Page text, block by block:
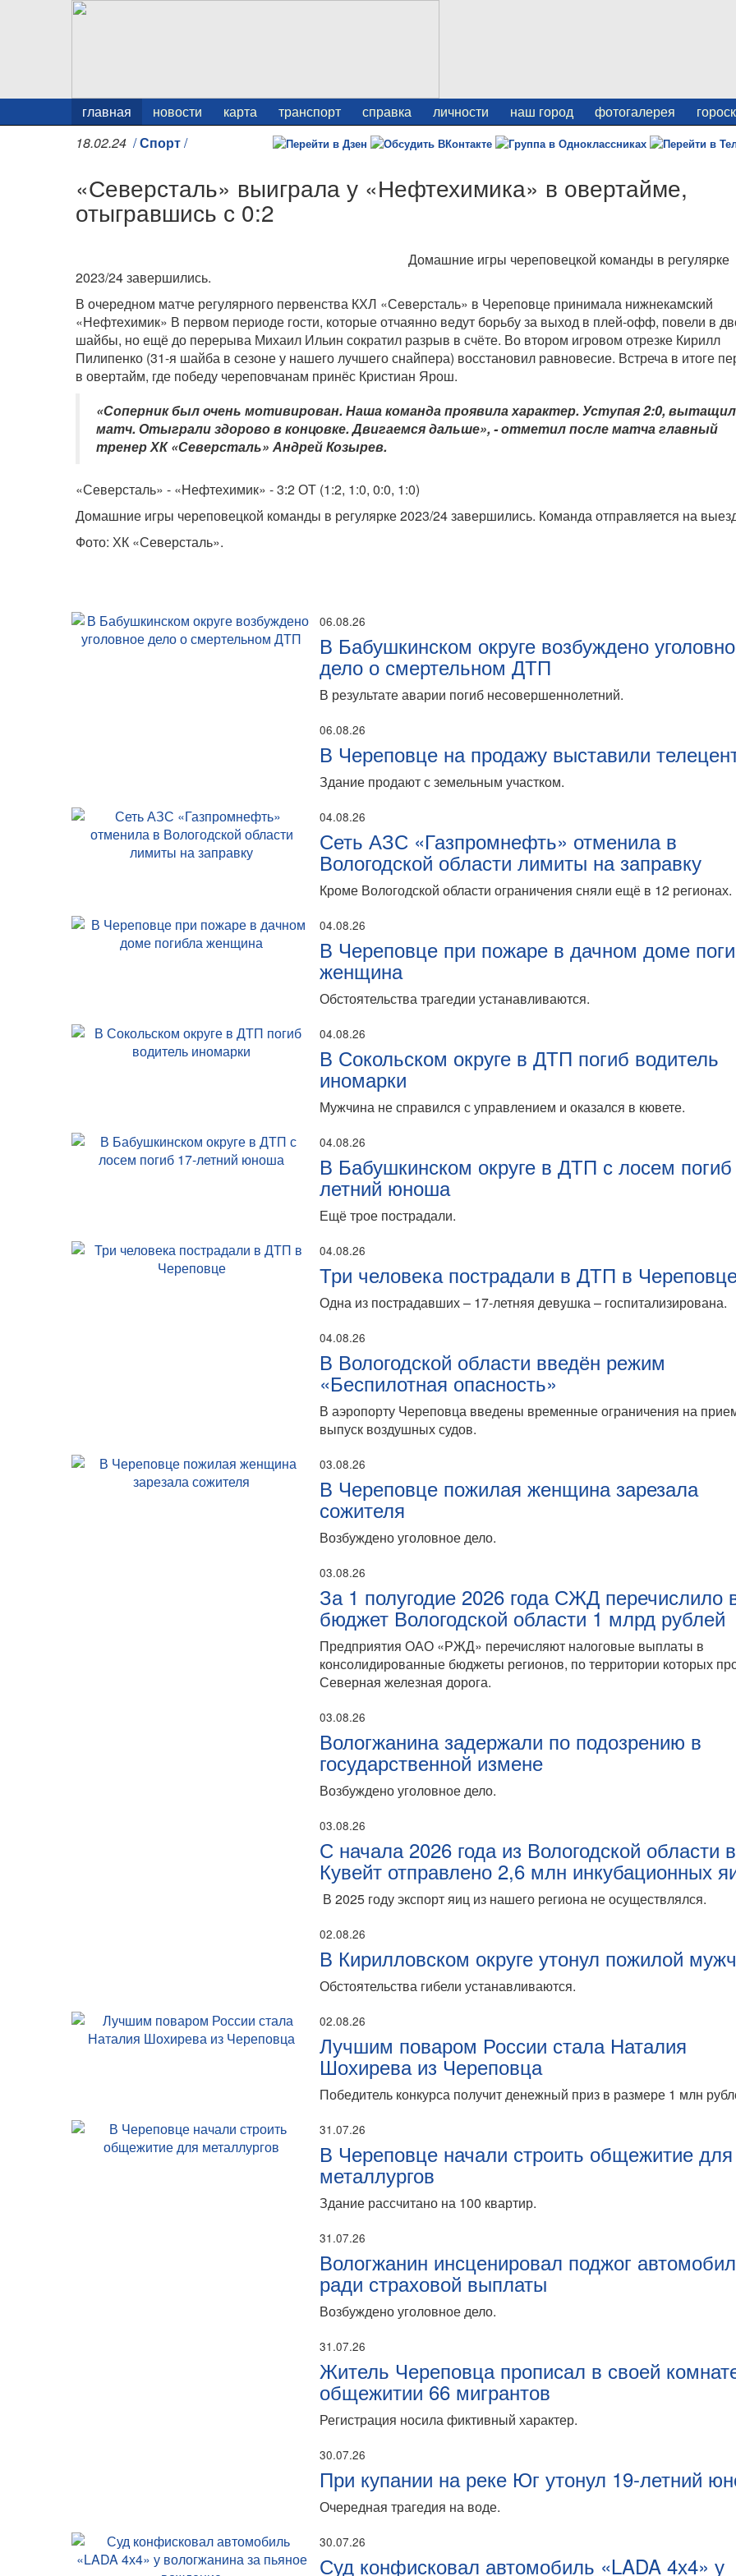
главная новости карта транспорт справка личности наш город фотогалерея
18.02.24 /Спорт/
«Северсталь» выиграла у «Нефтехимика» в овертайме,
отыгравшись с 0:2
Домашние игры череповецкой команды в регулярке
2023/24 завершились.
В очередном матче регулярного первенства КХЛ «Северсталь» в Череповце принимала нижнекамский
«Нефтехимик» В первом периоде гости, которые отчаянно ведут борьбу за выход в плей-офф, повели в
шайбы, но ещё до перерыва Михаил Ильин сократил разрыв в счёте. Во втором игровом отрезке Кирилл
Пилипенко (31-я шайба в сезоне у нашего лучшего снайпера) восстановил равновесие. Встреча в итоге
в овертайм, где победу череповчанам принёс Кристиан Ярош.
«Соперник был очень мотивирован. Наша команда проявила характер. Уступая 2:0,
матч. Отыграли здорово в концовке. Двигаемся дальше», - отметил после матча главный
тренер ХК «Северсталь» Андрей Козырев.
«Северсталь» - «Нефтехимик» - 3:2 ОТ (1:2, 1:0, 0:0, 1:0)
Домашние игры череповецкой команды в регулярке 2023/24 завершились. Команда отправляется на
Фото: ХК «Северсталь».
06.08.26
В Бабушкинском округе возбуждено
дело о смертельном ДТП
В результате аварии погиб несовершеннолетний.
06.08.26
В Череповце на продажу выставили
Здание продают с земельным участком.
04.08.26
Сеть АЗС «Газпромнефть» отменила в
Вологодской области лимиты на заправку
Кроме Вологодской области ограничения сняли ещё в 12 регионах.
04.08.26
В Череповце при пожаре в дачном доме
женщина
Обстоятельства трагедии устанавливаются.
04.08.26
В Сокольском округе в ДТП погиб водитель
иномарки
Мужчина не справился с управлением и оказался в кювете.
04.08.26
В Бабушкинском округе в ДТП с лосем
летний юноша
Ещё трое пострадали.
04.08.26
Три человека пострадали в ДТП в
Одна из пострадавших – 17-летняя девушка – госпитализирована.
04.08.26
В Вологодской области введён режим
«Беспилотная опасность»
В аэропорту Череповца введены временные ограничения на
выпуск воздушных судов.
03.08.26
В Череповце пожилая женщина зарезала
сожителя
Возбуждено уголовное дело.
03.08.26
За 1 полугодие 2026 года СЖД перечислило
бюджет Вологодской области 1 млрд рублей
Предприятия ОАО «РЖД» перечисляют налоговые выплаты в
консолидированные бюджеты регионов, по территории которых
Северная железная дорога.
03.08.26
Вологжанина задержали по подозрению в
государственной измене
Возбуждено уголовное дело.
03.08.26
С начала 2026 года из Вологодской области в
Кувейт отправлено 2,6 млн инкубационных
В 2025 году экспорт яиц из нашего региона не осуществлялся.
02.08.26
В Кирилловском округе утонул пожилой
Обстоятельства гибели устанавливаются.
02.08.26
Лучшим поваром России стала Наталия
Шохирева из Череповца
Победитель конкурса получит денежный приз в размере 1 млн
31.07.26
В Череповце начали строить общежитие для
металлургов
Здание рассчитано на 100 квартир.
31.07.26
Вологжанин инсценировал поджог
ради страховой выплаты
Возбуждено уголовное дело.
31.07.26
Житель Череповца прописал в своей
общежитии 66 мигрантов
Регистрация носила фиктивный характер.
30.07.26
При купании на реке Юг утонул 19-летний
Очередная трагедия на воде.
30.07.26
Суд конфисковал автомобиль «LADA 4х4» у